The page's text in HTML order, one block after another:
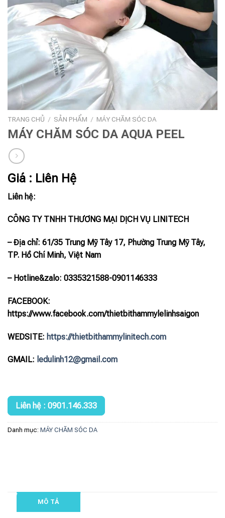
TRANG CHỦ / SẢN PHẨM / MÁY CHĂM SÓC DA
MÁY CHĂM SÓC DA AQUA PEEL
Giá : Liên Hệ
Liên hệ:
CÔNG TY TNHH THƯƠNG MẠI DỊCH VỤ LINITECH
– Địa chỉ: 61/35 Trung Mỹ Tây 17, Phường Trung Mỹ Tây,
TP. Hồ Chí Minh, Việt Nam
– Hotline&zalo: 0335321588-0901146333
FACEBOOK:
https://www.facebook.com/thietbithammylelinhsaigon
WEDSITE: https://thietbithammylinitech.com
GMAIL: ledulinh12@gmail.com
Liên hệ : 0901.146.333
Danh mục: MÁY CHĂM SÓC DA
MÔ TẢ